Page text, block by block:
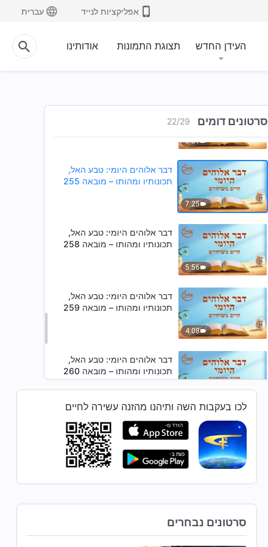
אפליקציות לנייד עברית
העידן החדש תצוגת התמונות אודותינו
סרטונים דומים 22/29
דבר אלוהים היומי: טבע האל,
3:31
דבר אלוהים היומי: טבע האל,
תכונותיו ומהותו – מובאה 254
7:25
דבר אלוהים היומי: טבע האל,
תכונותיו ומהותו – מובאה 255
5:56
דבר אלוהים היומי: טבע האל,
תכונותיו ומהותו – מובאה 258
4:08
דבר אלוהים היומי: טבע האל,
תכונותיו ומהותו – מובאה 259
דבר אלוהים היומי: טבע האל,
תכונותיו ומהותו – מובאה 260
4:02
דבר אלוהים היומי: טבע האל,
תכונותיו ומהותו – מובאה 261
7:06
דבר אלוהים היומי: טבע האל,
לכו בעקבות השה ותיהנו מהזנה עשירה לחיים
סרטונים נבחרים